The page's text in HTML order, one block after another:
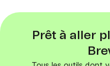
Prêt à aller